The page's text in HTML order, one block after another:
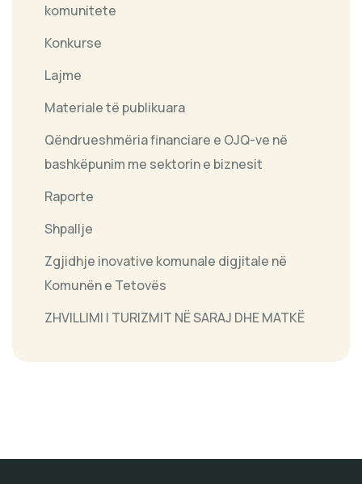
komunitete
Konkurse
Lajme
Materiale të publikuara
Qëndrueshmëria financiare e OJQ-ve në
bashkëpunim me sektorin e biznesit
Raporte
Shpallje
Zgjidhje inovative komunale digjitale në
Komunën e Tetovës
ZHVILLIMI I TURIZMIT NË SARAJ DHE MATKË